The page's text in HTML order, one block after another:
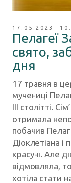
17.05.2023
Пелагеї
свято,
дня
17 травня в
мучениці
III столітті.
отримала
побачив
Діоклетіана і
красуні. Але
відмовляла,
хотіла стати